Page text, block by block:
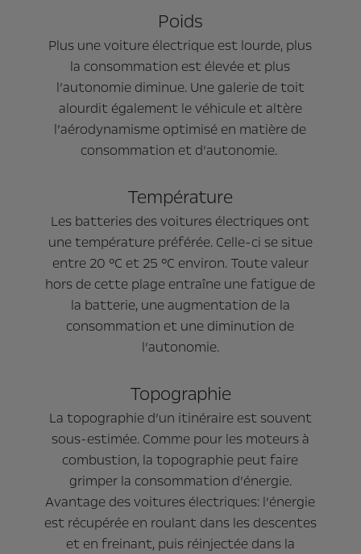
Poids
Plus une voiture électrique est lourde, plus
la consommation est élevée et plus
l’autonomie diminue. Une galerie de toit
alourdit également le véhicule et altère
l’aérodynamisme optimisé en matière de
consommation et d’autonomie.
Température
Les batteries des voitures électriques ont
une température préférée. Celle-ci se situe
entre 20 °C et 25 °C environ. Toute valeur
hors de cette plage entraîne une fatigue de
la batterie, une augmentation de la
consommation et une diminution de
l’autonomie.
Topographie
La topographie d’un itinéraire est souvent
sous-estimée. Comme pour les moteurs à
combustion, la topographie peut faire
grimper la consommation d’énergie.
Avantage des voitures électriques: l’énergie
est récupérée en roulant dans les descentes
et en freinant, puis réinjectée dans la